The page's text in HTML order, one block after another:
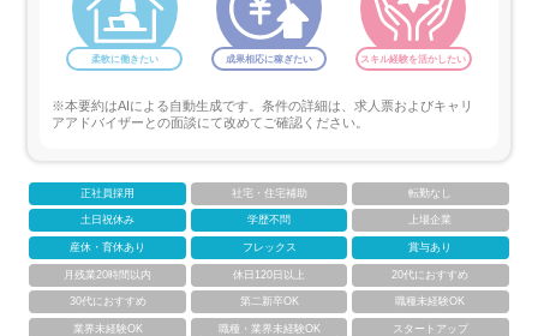
柔軟に働きたい 成果相応に稼ぎたい スキル経験を活かしたい
※本要約はAIによる自動生成です。条件の詳細は、求人票およびキャリ
アアドバイザーとの面談にて改めてご確認ください。
正社員採用 社宅・住宅補助 転勤なし
土日祝休み 学歴不問 上場企業
産休・育休あり フレックス 賞与あり
月残業20時間以内 休日120日以上 20代におすすめ
30代におすすめ 第二新卒OK 職種未経験OK
業界未経験OK 職種・業界未経験OK スタートアップ